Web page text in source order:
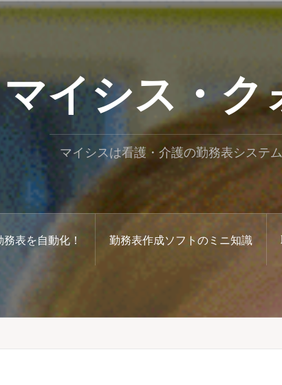
マイシス・ク
マイシスは看護・介護の勤務表システ
表を自動化！ 勤務表作成ソフトのミニ知識